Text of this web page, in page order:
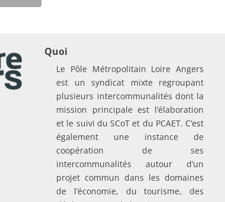
Quoi
Le Pôle Métropolitain Loire Angers
est un syndicat mixte regroupant
plusieurs intercommunalités dont la
mission principale est l’élaboration
et le suivi du SCoT et du PCAET. C’est
également une instance de
coopération de ses
intercommunalités autour d’un
projet commun dans les domaines
de l’économie, du tourisme, des